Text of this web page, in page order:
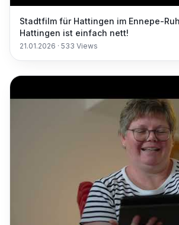
Stadtfilm für Hattingen im Ennepe-
Hattingen ist einfach nett!
21.01.2026 · 533 Views